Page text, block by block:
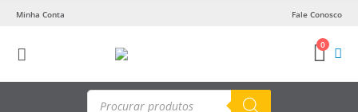
Minha Conta Fale Conosco
0
Pesquisar
produtos